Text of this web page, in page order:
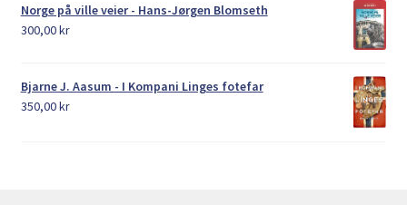
Norge på ville veier - Hans-Jørgen Blomseth
300,00kr
Bjarne J. Aasum - I Kompani Linges fotefar
350,00kr